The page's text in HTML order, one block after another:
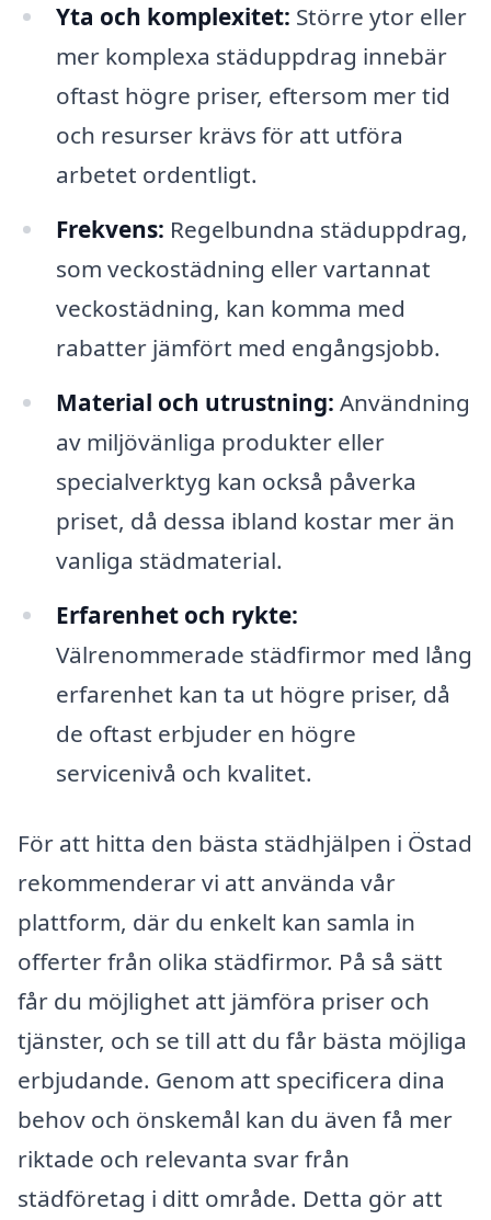
Yta och komplexitet: Större ytor eller
mer komplexa städuppdrag innebär
oftast högre priser, eftersom mer tid
och resurser krävs för att utföra
arbetet ordentligt.
Frekvens: Regelbundna städuppdrag,
som veckostädning eller vartannat
veckostädning, kan komma med
rabatter jämfört med engångsjobb.
Material och utrustning: Användning
av miljövänliga produkter eller
specialverktyg kan också påverka
priset, då dessa ibland kostar mer än
vanliga städmaterial.
Erfarenhet och rykte:
Välrenommerade städfirmor med lång
erfarenhet kan ta ut högre priser, då
de oftast erbjuder en högre
servicenivå och kvalitet.
För att hitta den bästa städhjälpen i Östad
rekommenderar vi att använda vår
plattform, där du enkelt kan samla in
offerter från olika städfirmor. På så sätt
får du möjlighet att jämföra priser och
tjänster, och se till att du får bästa möjliga
erbjudande. Genom att specificera dina
behov och önskemål kan du även få mer
riktade och relevanta svar från
städföretag i ditt område. Detta gör att